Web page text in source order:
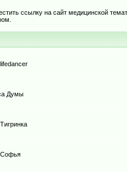
ссылку на сайт медицинской
Думы
Софья